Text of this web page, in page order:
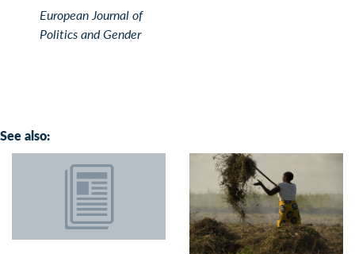
European Journal of
Politics and Gender
See also: